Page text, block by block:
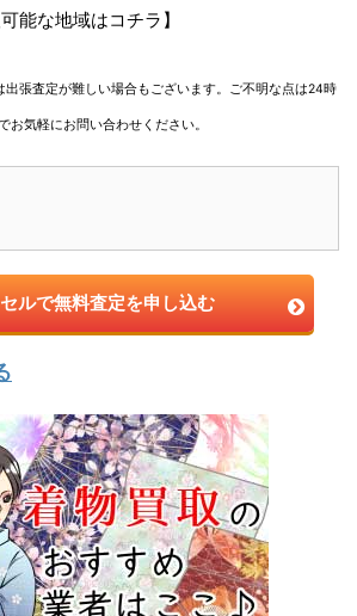
能な地域はコチラ】
張査定が難しい場合もございます。ご不明な点は24時
お気軽にお問い合わせください。
ルで無料査定を申し込む